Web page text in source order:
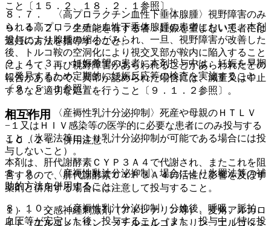
こと〔１５．２、１８．２．１参照〕。
９．４．２． 生殖能を有する者：妊娠を望まない患者には
避妊の方法を指導すること。
９．４．３． 妊娠希望の患者に本剤投与中は、妊娠を早期
に発見するため定期的に妊娠反応等の検査を実施すること
〔９．５．１参照〕。
相互作用
１０．２． 併用注意：
本剤は、肝代謝酵素ＣＹＰ３Ａ４で代謝され、またこれを阻
害するので、肝代謝酵素ＣＹＰ３Ａ４の活性に影響を及ぼす
薬剤と併用する場合には注意して投与すること。
１）． 交感神経刺激剤（アドレナリン等）、麦角アルカロ
イド（エルゴメトリン、メチルエルゴメトリン、エルゴタミ
８．７． 〈高プロラクチン血性下垂体腺腫〉視野障害のみ
られる高プロラクチン血性下垂体腺腫の患者において、本剤
投与により腺腫の縮小がみられ、一旦、視野障害が改善した
後、トルコ鞍の空洞化により視交叉部が鞍内に陥入すること
によって、再び視野障害があらわれることがあらわれたとの
報告があるので、異常が認められた場合には、減量又は中止
するなど適切な処置を行うこと〔９．１．２参照〕。
８．８． 〈産褥性乳汁分泌抑制〉死産や母親のＨＴＬＶ
−１又はＨＩＶ感染等の医学的に必要な患者にのみ投与する
こと（氷罨法等により乳汁分泌抑制が可能である場合には投
与しないこと）。
８．９． 〈産褥性乳汁分泌抑制〉場合により氷罨法等の補
助的方法を併用すること。
８．１０． 〈産褥性乳汁分泌抑制〉分娩後、呼吸、脈拍、
血圧等が安定した後、投与すること（また、投与中（特に投